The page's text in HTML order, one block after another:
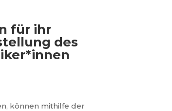
für ihr
des
können mithilfe der